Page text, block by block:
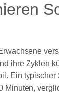
ihre Zyklen
Ein typischer
Minuten,